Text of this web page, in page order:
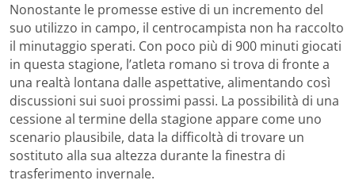
Nonostante le promesse estive di un incremento del
suo utilizzo in campo, il centrocampista non ha raccolto
il minutaggio sperati. Con poco più di 900 minuti giocati
in questa stagione, l’atleta romano si trova di fronte a
una realtà lontana dalle aspettative, alimentando così
discussioni sui suoi prossimi passi. La possibilità di una
cessione al termine della stagione appare come uno
scenario plausibile, data la difficoltà di trovare un
sostituto alla sua altezza durante la finestra di
trasferimento invernale.